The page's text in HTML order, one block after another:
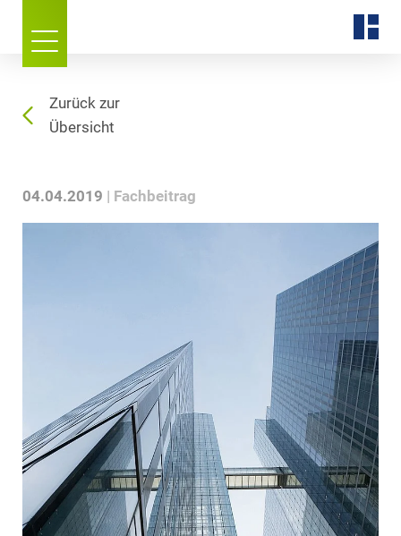
Zurück zur
Übersicht
04.04.2019 Fachbeitrag